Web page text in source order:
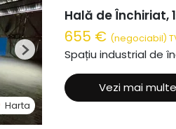
Harta
Next
Hală de Închiriat,
655 € (negociabil)
Spațiu industrial de
Vezi mai